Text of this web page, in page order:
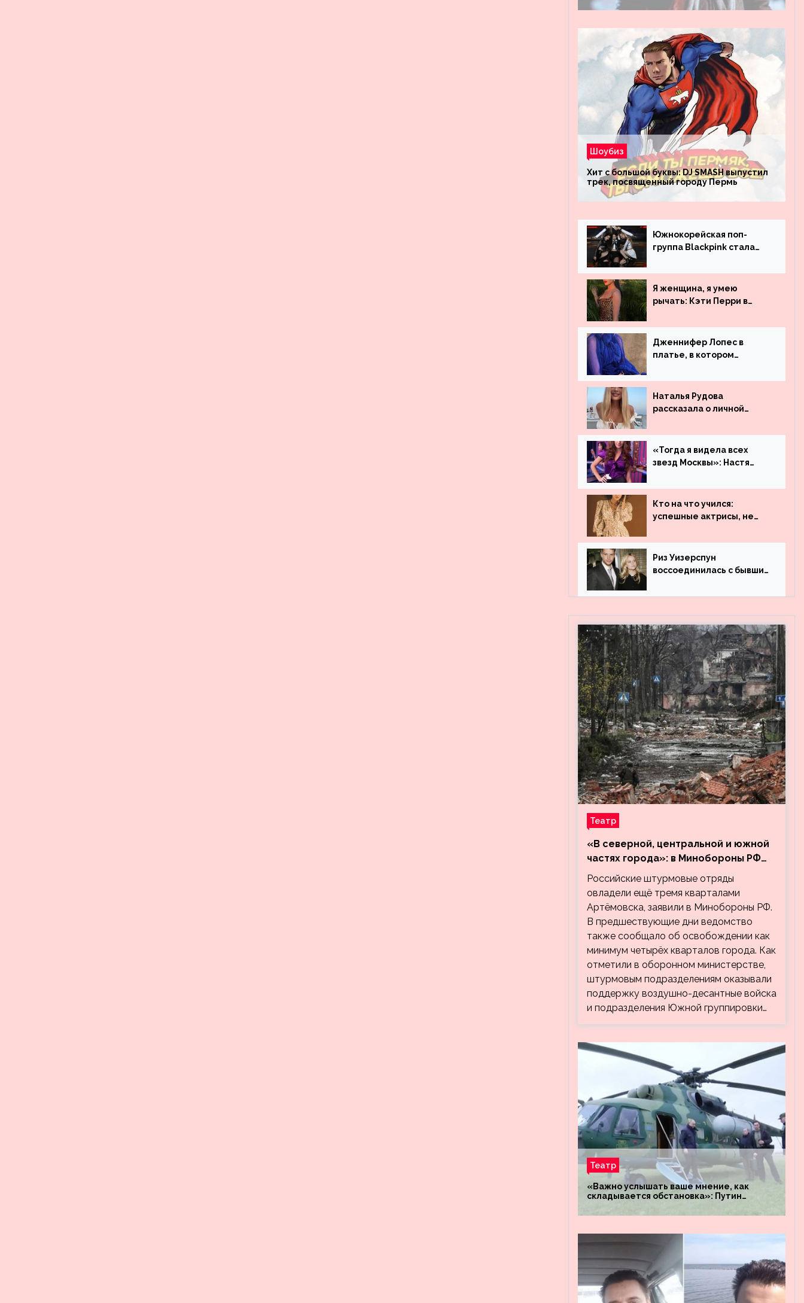
Шоубиз
Хит с большой буквы: DJ SMASH выпустил
трек, посвященный городу Пермь
Южнокорейская поп-
группа Blackpink стала
просмотрам на YouTube.
Они обогнали даже
Джастина Бибера
Я женщина, я умею
рычать: Кэти Перри в
Дженнифер Лопес в
платье, в котором
незамеченной
Наталья Рудова
рассказала о личной
«Тогда я видела всех
звезд Москвы»: Настя
работала до
популярности и выложила
архивные фото
Кто на что учился:
успешные актрисы, не
образования
Риз Уизерспун
воссоединилась с бывшим
Театр
«В северной, центральной и южной
частях города»: в Минобороны РФ
заявили об освобождении ещё трёх
кварталов Артёмовска
Российские штурмовые отряды
овладели ещё тремя кварталами
Артёмовска, заявили в Минобороны РФ.
В предшествующие дни ведомство
также сообщало об освобождении как
минимум четырёх кварталов города. Как
отметили в оборонном министерстве,
штурмовым подразделениям оказывали
поддержку воздушно-десантные войска
и подразделения Южной группировки…
Театр
«Важно услышать ваше мнение, как
складывается обстановка»: Путин
«Днепр» и «Восток»